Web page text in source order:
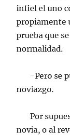
infiel el uno
propiamente
prueba que
normalidad.
-Pero se
noviazgo.
Por
novia, o al